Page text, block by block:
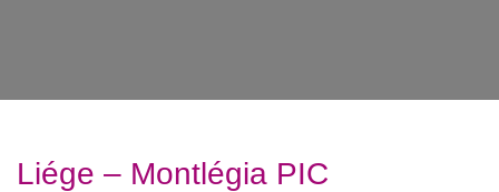
Liége – Montlégia PIC